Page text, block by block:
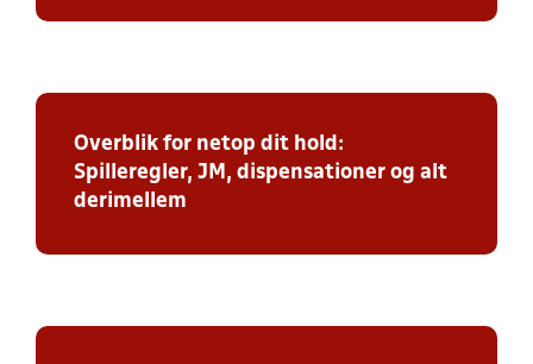
Overblik for netop dit hold:
Spilleregler, JM, dispensationer og alt
derimellem